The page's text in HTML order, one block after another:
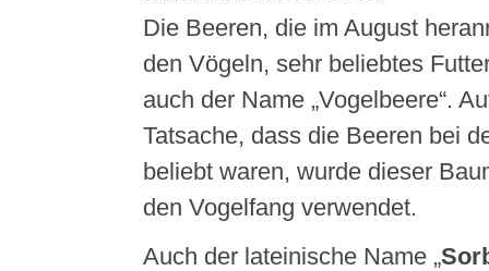
Die Beeren, die im August
den Vögeln, sehr beliebtes
auch der Name „Vogelbeere“.
Tatsache, dass die Beeren bei
beliebt waren, wurde dieser
den Vogelfang verwendet.
Auch der lateinische Name „